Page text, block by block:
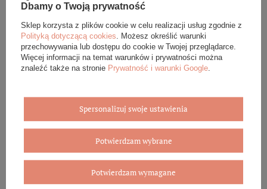
DANE SZCZEGÓŁOWE
OPINIE (0)
GWARANCJA
Eleganckie opakowanie gratis
Dbamy o Twoją prywatność
Sklep korzysta z plików cookie w celu realizacji usług zgodnie z
Polityką dotyczącą cookies . Możesz określić warunki
przechowywania lub dostępu do cookie w Twojej przeglądarce.
Więcej informacji na temat warunków i prywatności można
znaleźć także na stronie Prywatność i warunki Google
Spersonalizuj swoje ustawienia
Potwierdzam wybrane
Potwierdzam wymagane